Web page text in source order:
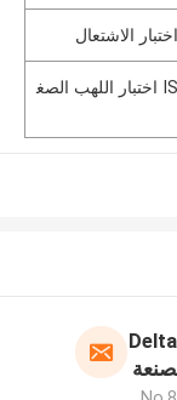
10 مجموعات ISO11925 اختبار اللهب الصغ